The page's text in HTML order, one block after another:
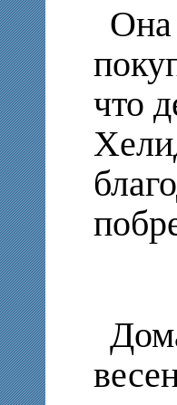
Она
что